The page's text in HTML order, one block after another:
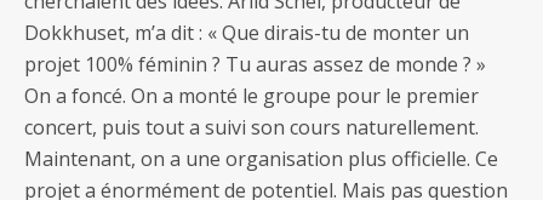
Dokkhuset, m’a dit : « Que dirais-tu de monter un
projet 100% féminin ? Tu auras assez de monde ? »
On a foncé. On a monté le groupe pour le premier
concert, puis tout a suivi son cours naturellement.
Maintenant, on a une organisation plus officielle. Ce
projet a énormément de potentiel. Mais pas question